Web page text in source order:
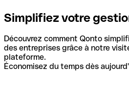
Simplifiez votre
Découvrez comment Qonto
des entreprises grâce à notre
plateforme.
Économisez du temps dès